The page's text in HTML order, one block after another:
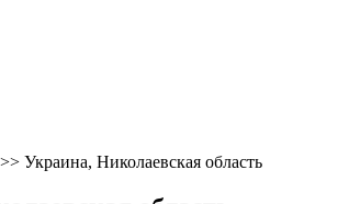
>> Украина, Николаевская область